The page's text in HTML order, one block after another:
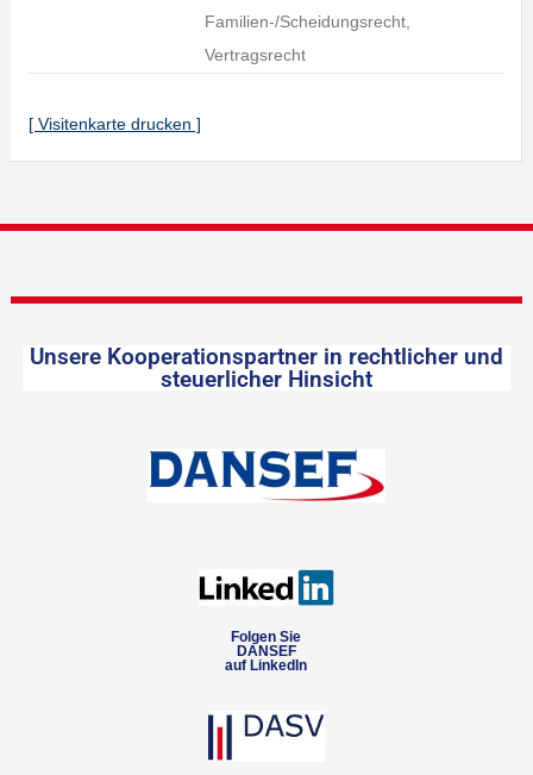
Familien-/Scheidungsrecht,
Vertragsrecht
[ Visitenkarte drucken ]
Unsere Kooperationspartner in rechtlicher und
steuerlicher Hinsicht
Folgen Sie
DANSEF
auf LinkedIn